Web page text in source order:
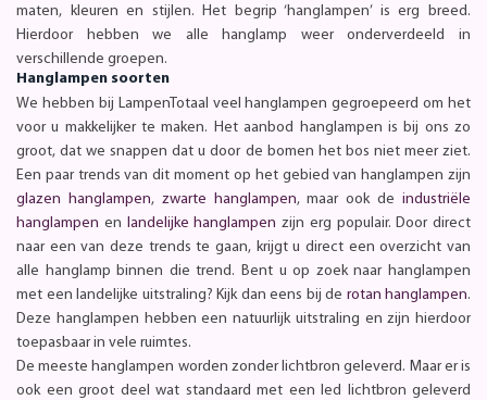
maten, kleuren en stijlen. Het begrip ‘hanglampen’ is erg breed.
Hierdoor hebben we alle hanglamp weer onderverdeeld in
verschillende groepen.
Hanglampen soorten
We hebben bij LampenTotaal veel hanglampen gegroepeerd om het
voor u makkelijker te maken. Het aanbod hanglampen is bij ons zo
groot, dat we snappen dat u door de bomen het bos niet meer ziet.
Een paar trends van dit moment op het gebied van hanglampen zijn
glazen hanglampen, zwarte hanglampen, maar ook deindustriële
hanglampen en landelijke hanglampen zijn erg populair. Door direct
naar een van deze trends te gaan, krijgt u direct een overzicht van
alle hanglamp binnen die trend. Bent u op zoek naar hanglampen
met een landelijke uitstraling? Kijk dan eens bij de rotan hanglampen.
Deze hanglampen hebben een natuurlijk uitstraling en zijn hierdoor
toepasbaar in vele ruimtes.
De meeste hanglampen worden zonder lichtbron geleverd. Maar er is
ook een groot deel wat standaard met een led lichtbron geleverd